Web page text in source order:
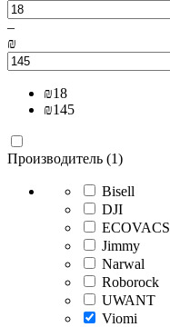
–
₪
₪18
₪145
Производитель (1)
Bisell
DJI
ECOVACS
Jimmy
Narwal
Roborock
UWANT
Viomi